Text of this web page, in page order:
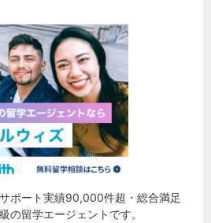
ポート実績90,000件超・総合満足
の留学エージェントです。